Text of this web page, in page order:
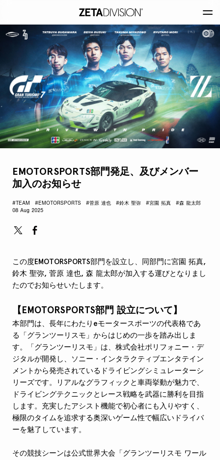
EMOTORSPORTS部門発足、及びメンバー
加入のお知らせ
#TEAM #EMOTORSPORTS #菅原 達也 #鈴木 聖弥 #宮園 拓真
#森 龍太郎
08 Aug 2025
この度EMOTORSPORTS部門を設立し、同部門に宮園 拓真,
鈴木 聖弥, 菅原 達也, 森 龍太郎が加入する運びとなりまし
たのでお知らせいたします。
【EMOTORSPORTS部門 設立について】
本部門は、長年にわたりeモータースポーツの代表格であ
る「グランツーリスモ」からはじめの一歩を踏み出しま
す。「グランツーリスモ」は、株式会社ポリフォニー・デ
ジタルが開発し、ソニー・インタラクティブエンタテイン
メントから発売されているドライビングシミュレーターシ
リーズです。リアルなグラフィックと車両挙動が魅力で、
ドライビングテクニックとレース戦略を武器に勝利を目指
します。充実したアシスト機能で初心者にも入りやすく、
極限のタイムを追求する奥深いゲーム性で幅広いドライバ
ーを魅了しています。
その競技シーンは公式世界大会「グランツーリスモ ワール